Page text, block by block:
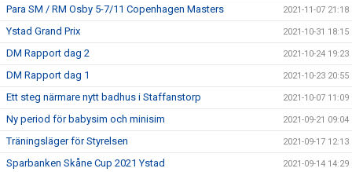
Para SM / RM Osby 5-7/11 Copenhagen Masters 2021-11-07 21:18
Ystad Grand Prix 2021-10-31 18:15
DM Rapport dag 2 2021-10-24 19:23
DM Rapport dag 1 2021-10-23 20:55
Ett steg närmare nytt badhus i Staffanstorp 2021-10-07 11:09
Ny period för babysim och minisim 2021-09-21 09:04
Träningsläger för Styrelsen 2021-09-17 12:13
Sparbanken Skåne Cup 2021 Ystad 2021-09-14 14:29